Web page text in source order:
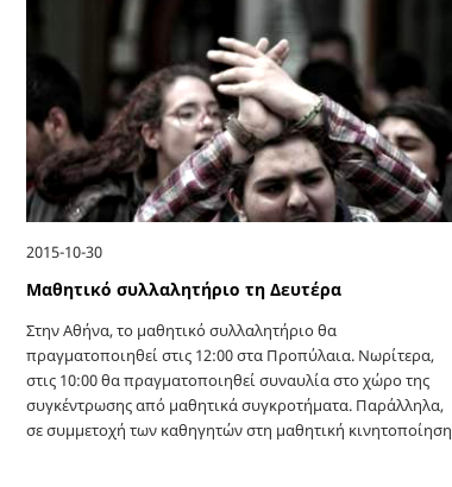
2015-10-30
Μαθητικό συλλαλητήριο τη Δευτέρα
Στην Αθήνα, το μαθητικό συλλαλητήριο θα
πραγματοποιηθεί στις 12:00 στα Προπύλαια. Νωρίτερα,
στις 10:00 θα πραγματοποιηθεί συναυλία στο χώρο της
συγκέντρωσης από μαθητικά συγκροτήματα. Παράλληλα,
σε συμμετοχή των καθηγητών στη μαθητική κινητοποίηση